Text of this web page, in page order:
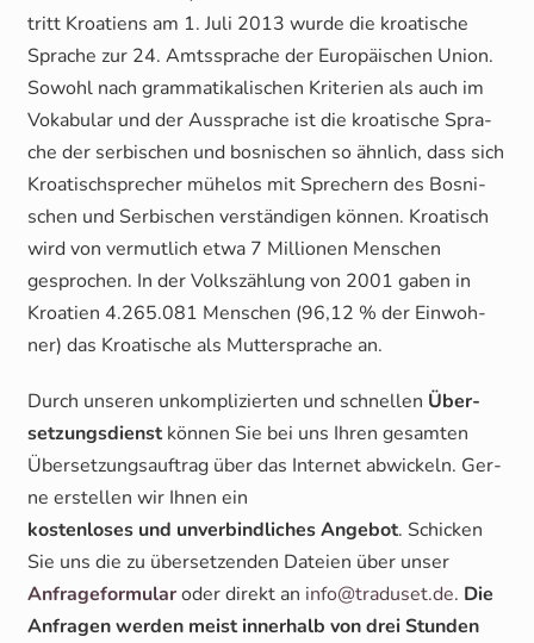
tritt Kroa­ti­ens am 1. Juli 2013 wur­de die kroa­ti­sche
Spra­che zur 24. Amts­spra­che der Euro­päi­schen Uni­on.
Sowohl nach gram­ma­ti­ka­li­schen Kri­te­ri­en als auch im
Voka­bu­lar und der Aus­spra­che ist die kroa­ti­sche Spra­
che der ser­bi­schen und bos­ni­schen so ähn­lich, dass sich
Kroa­tisch­spre­cher mühe­los mit Spre­chern des Bos­ni­
schen und Ser­bi­schen ver­stän­di­gen kön­nen. Kroa­tisch
wird von ver­mut­lich etwa 7 Mil­lio­nen Men­schen
gespro­chen. In der Volks­zäh­lung von 2001 gaben in
Kroa­ti­en 4.265.081 Men­schen (96,12 % der Ein­woh­
ner) das Kroa­ti­sche als Mut­ter­spra­che an.
Durch unse­ren unkom­pli­zier­ten und schnel­len Über­
set­zungs­dienstkön­nen Sie bei uns Ihren gesam­ten
Über­set­zungs­auf­trag über das Inter­net abwi­ckeln. Ger­
ne erstel­len wir Ihnen ein
kos­ten­lo­ses und unver­bind­li­ches Ange­bot. Schi­cken
Sie uns die zu über­set­zen­den Datei­en über unser
Anfra­ge­for­mu­laroder direkt an info@traduset.de. Die
Anfra­gen wer­den meist inner­halb von drei Stun­den